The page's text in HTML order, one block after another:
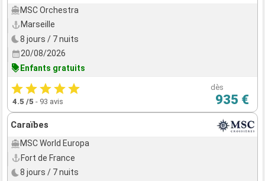
MSC Orchestra
Marseille
8 jours / 7 nuits
20/08/2026
Enfants gratuits
4.5 /5 - 93 avis
dès
935 €
Caraïbes
MSC World Europa
Fort de France
8 jours / 7 nuits